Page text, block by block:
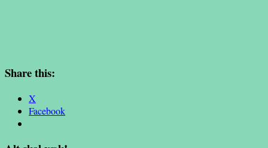
Share this:
X
Facebook